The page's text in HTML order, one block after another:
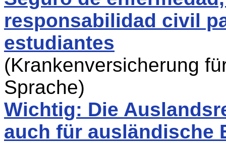
responsabilidad civil
estudiantes
(Krankenversicherung
Sprache)
Wichtig: Die
auch für ausländische